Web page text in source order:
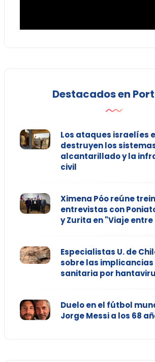
Destacados en
Los ataques israelíes
destruyen los
alcantarillado y la
civil
Ximena Póo reúne
entrevistas con
y Zurita en "Viaje
Especialistas U. de
sobre las
sanitaria por
Duelo en el fútbol
Jorge Messi a los 68